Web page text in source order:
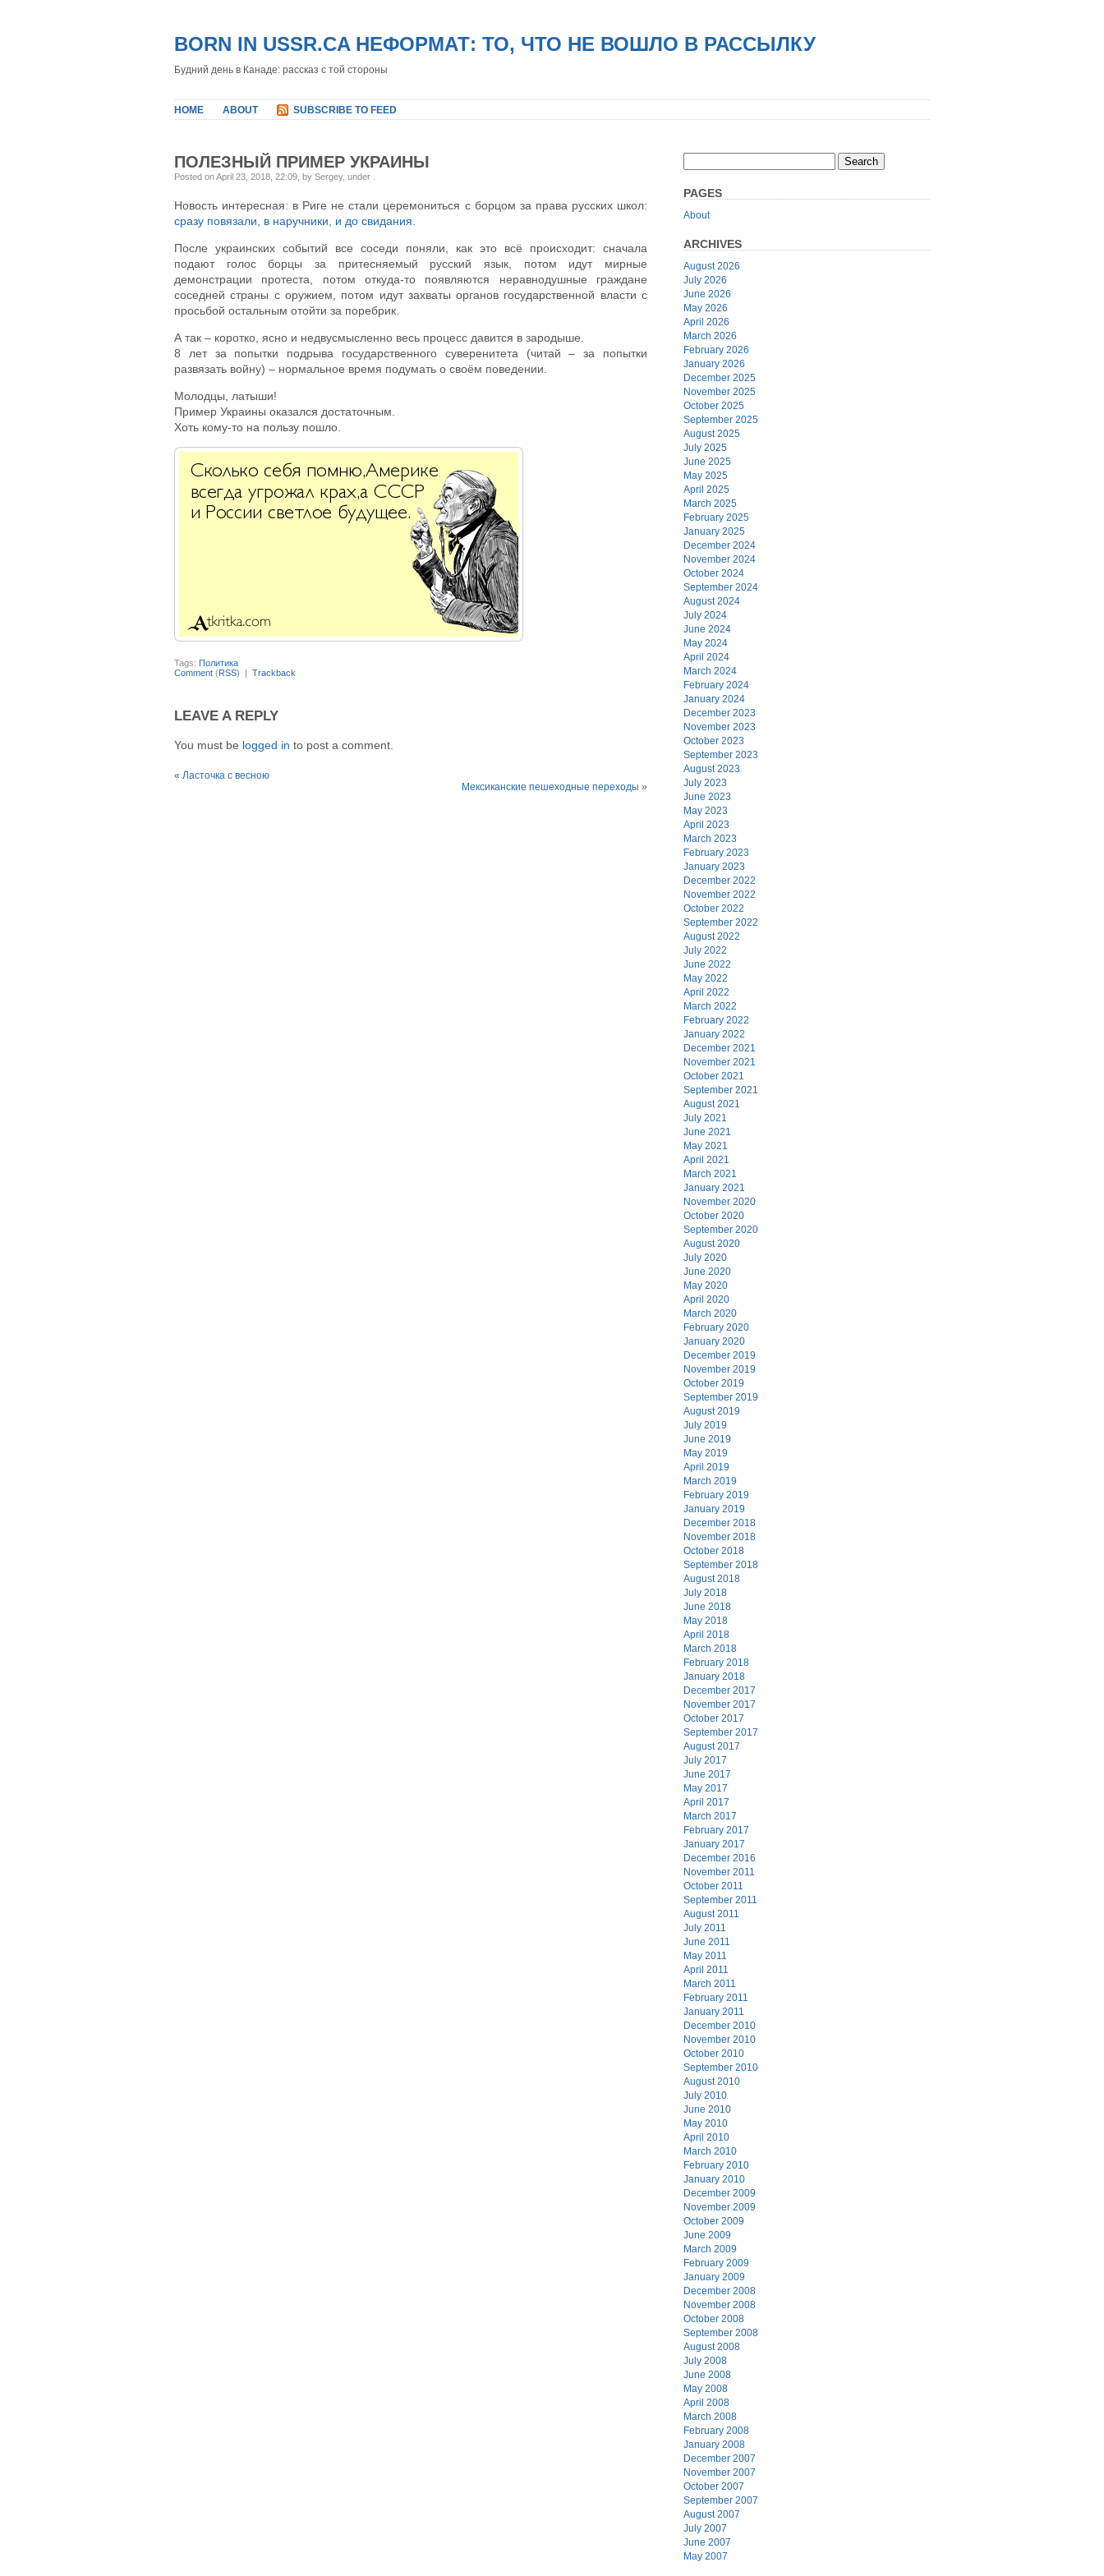
BORN IN USSR.CA НЕФОРМАТ: ТО, ЧТО НЕ ВОШЛО В РАССЫЛКУ
Будний день в Канаде: рассказ с той стороны
HOME ABOUT SUBSCRIBE TO FEED
ПОЛЕЗНЫЙ ПРИМЕР УКРАИНЫ
Posted on April 23, 2018, 22:09, by Sergey, under
Новость интересная: в Риге не стали церемониться с борцом за права русских школ:
сразу повязали, в наручники, и до свидания
После украинских событий все соседи поняли, как это всё происходит: сначала
подают голос борцы за притесняемый русский язык, потом идут мирные
демонстрации протеста, потом откуда-то появляются неравнодушные граждане
соседней страны с оружием, потом идут захваты органов государственной власти с
просьбой остальным отойти за поребрик.
А так – коротко, ясно и недвусмысленно весь процесс давится в зародыше.
8 лет за попытки подрыва государственного суверенитета (читай – за попытки
развязать войну) – нормальное время подумать о своём поведении.
Молодцы, латыши!
Пример Украины оказался достаточным.
Хоть кому-то на пользу пошло.
Tags: Политика
Comment (RSS) | Trackback
LEAVE A REPLY
You must be logged in to post a comment.
« Ласточка с весною
Мексиканские пешеходные переходы »
PAGES
About
ARCHIVES
August 2026
July 2026
June 2026
May 2026
April 2026
March 2026
February 2026
January 2026
December 2025
November 2025
October 2025
September 2025
August 2025
July 2025
June 2025
May 2025
April 2025
March 2025
February 2025
January 2025
December 2024
November 2024
October 2024
September 2024
August 2024
July 2024
June 2024
May 2024
April 2024
March 2024
February 2024
January 2024
December 2023
November 2023
October 2023
September 2023
August 2023
July 2023
June 2023
May 2023
April 2023
March 2023
February 2023
January 2023
December 2022
November 2022
October 2022
September 2022
August 2022
July 2022
June 2022
May 2022
April 2022
March 2022
February 2022
January 2022
December 2021
November 2021
October 2021
September 2021
August 2021
July 2021
June 2021
May 2021
April 2021
March 2021
January 2021
November 2020
October 2020
September 2020
August 2020
July 2020
June 2020
May 2020
April 2020
March 2020
February 2020
January 2020
December 2019
November 2019
October 2019
September 2019
August 2019
July 2019
June 2019
May 2019
April 2019
March 2019
February 2019
January 2019
December 2018
November 2018
October 2018
September 2018
August 2018
July 2018
June 2018
May 2018
April 2018
March 2018
February 2018
January 2018
December 2017
November 2017
October 2017
September 2017
August 2017
July 2017
June 2017
May 2017
April 2017
March 2017
February 2017
January 2017
December 2016
November 2011
October 2011
September 2011
August 2011
July 2011
June 2011
May 2011
April 2011
March 2011
February 2011
January 2011
December 2010
November 2010
October 2010
September 2010
August 2010
July 2010
June 2010
May 2010
April 2010
March 2010
February 2010
January 2010
December 2009
November 2009
October 2009
June 2009
March 2009
February 2009
January 2009
December 2008
November 2008
October 2008
September 2008
August 2008
July 2008
June 2008
May 2008
April 2008
March 2008
February 2008
January 2008
December 2007
November 2007
October 2007
September 2007
August 2007
July 2007
June 2007
May 2007